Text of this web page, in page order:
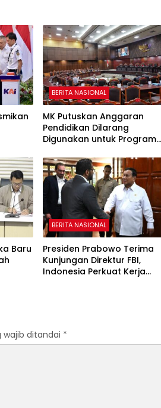
BERITA NASIONAL
MK Putuskan Anggaran
Pendidikan Dilarang
Digunakan untuk Program
Baru
BERITA NASIONAL
Presiden Prabowo Terima
Kunjungan Direktur FBI,
Indonesia Perkuat Kerja
wajib ditandai *